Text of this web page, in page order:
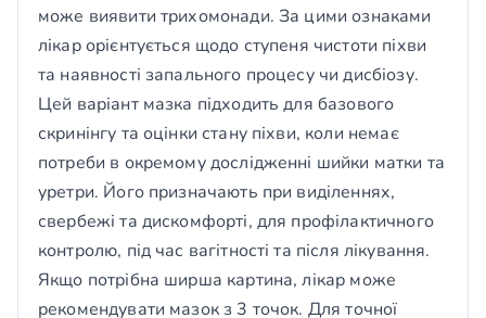
може виявити трихомонади. За цими ознаками
лікар орієнтується щодо ступеня чистоти піхви
та наявності запального процесу чи дисбіозу.
Цей варіант мазка підходить для базового
скринінгу та оцінки стану піхви, коли немає
потреби в окремому дослідженні шийки матки та
уретри. Його призначають при виділеннях,
свербежі та дискомфорті, для профілактичного
контролю, під час вагітності та після лікування.
Якщо потрібна ширша картина, лікар може
рекомендувати мазок з 3 точок. Для точної